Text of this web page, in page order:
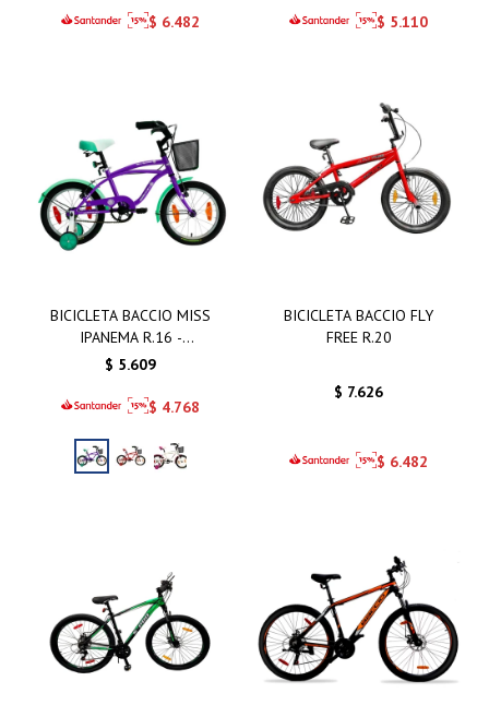
$ 6.482 $ 5.110
BICICLETA BACCIO MISS
IPANEMA R.16 -
BICICLETA BACCIO MISS
$ 5.609
$ 4.768
BICICLETA BACCIO FLY
FREE R.20
$ 7.626
$ 6.482